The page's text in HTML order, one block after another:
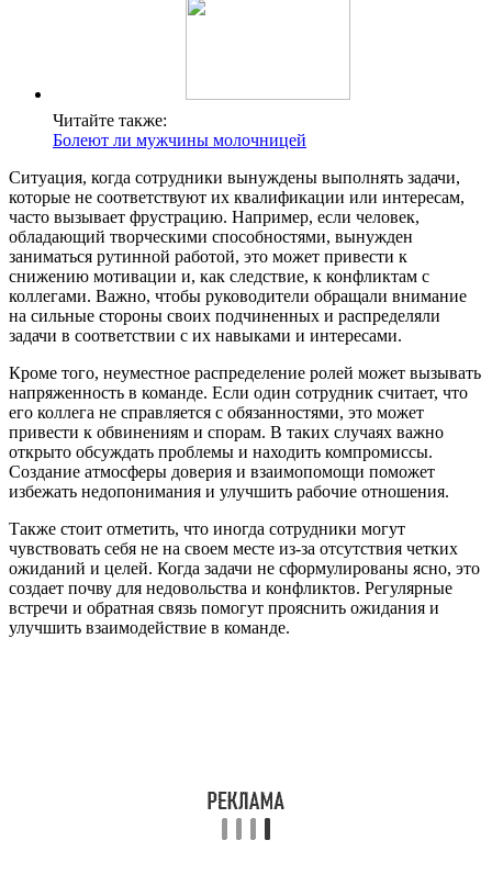
Читайте также:
Болеют ли мужчины молочницей
Ситуация, когда сотрудники вынуждены выполнять задачи,
которые не соответствуют их квалификации или интересам,
часто вызывает фрустрацию. Например, если человек,
обладающий творческими способностями, вынужден
заниматься рутинной работой, это может привести к
снижению мотивации и, как следствие, к конфликтам с
коллегами. Важно, чтобы руководители обращали внимание
на сильные стороны своих подчиненных и распределяли
задачи в соответствии с их навыками и интересами.
Кроме того, неуместное распределение ролей может вызывать
напряженность в команде. Если один сотрудник считает, что
его коллега не справляется с обязанностями, это может
привести к обвинениям и спорам. В таких случаях важно
открыто обсуждать проблемы и находить компромиссы.
Создание атмосферы доверия и взаимопомощи поможет
избежать недопонимания и улучшить рабочие отношения.
Также стоит отметить, что иногда сотрудники могут
чувствовать себя не на своем месте из-за отсутствия четких
ожиданий и целей. Когда задачи не сформулированы ясно, это
создает почву для недовольства и конфликтов. Регулярные
встречи и обратная связь помогут прояснить ожидания и
улучшить взаимодействие в команде.